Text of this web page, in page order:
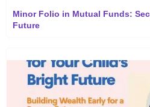
Minor Folio in Mutual Funds:
Future